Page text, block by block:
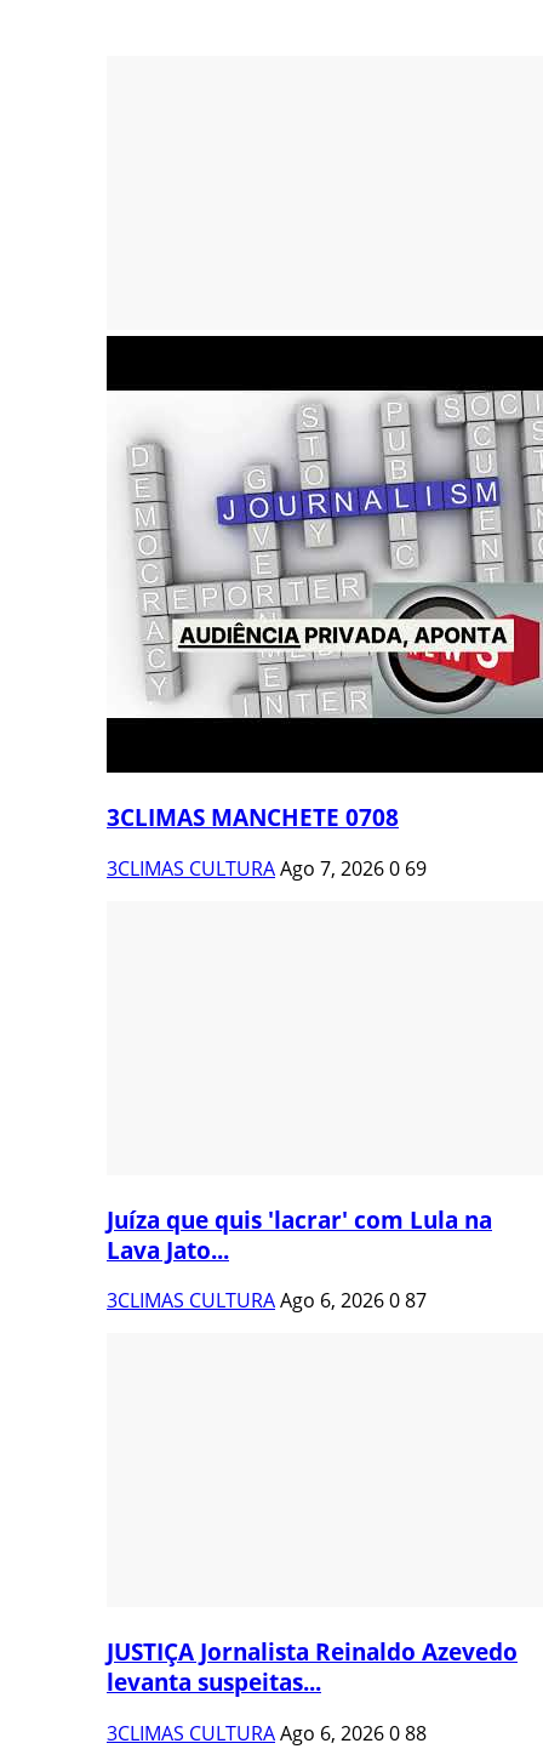
3CLIMAS MANCHETE 0708
3CLIMAS CULTURAAgo 7, 20260 69
Juíza que quis 'lacrar' com Lula na
Lava Jato...
3CLIMAS CULTURAAgo 6, 2026087
JUSTIÇA Jornalista Reinaldo Azevedo
levanta suspeitas...
3CLIMAS CULTURAAgo 6, 2026088